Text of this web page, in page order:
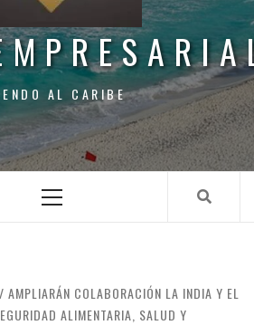
AL CARIBE
Menu
AMPLIARÁN COLABORACIÓN LA INDIA Y EL
ALIMENTARIA, SALUD Y